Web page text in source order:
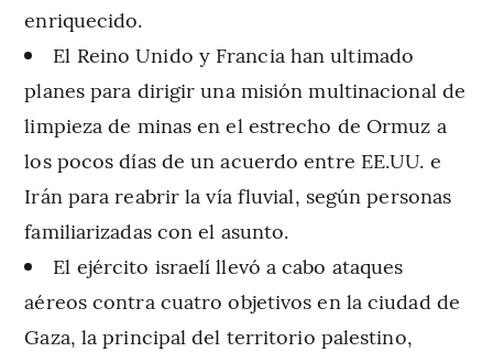
enriquecido.
El Reino Unido y Francia han ultimado
planes para dirigir una misión multinacional de
limpieza de minas en el estrecho de Ormuz a
los pocos días de un acuerdo entre EE.UU. e
Irán para reabrir la vía fluvial, según personas
familiarizadas con el asunto.
El ejército israelí llevó a cabo ataques
aéreos contra cuatro objetivos en la ciudad de
Gaza, la principal del territorio palestino,